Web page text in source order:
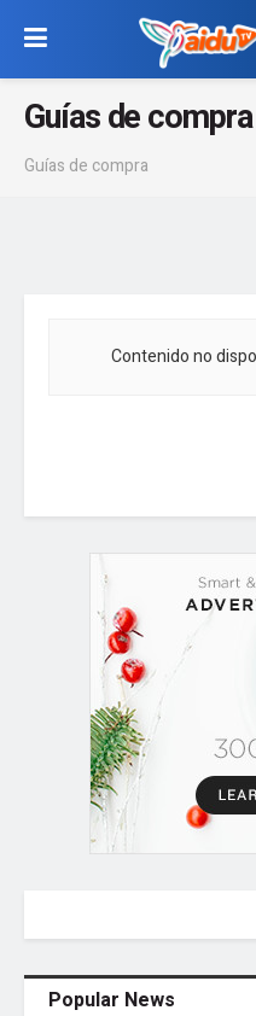
Guías de compra
Guías de compra
Contenido no
Popular News